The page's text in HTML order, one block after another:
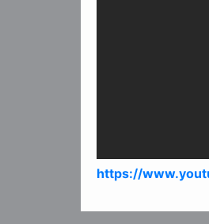
https://